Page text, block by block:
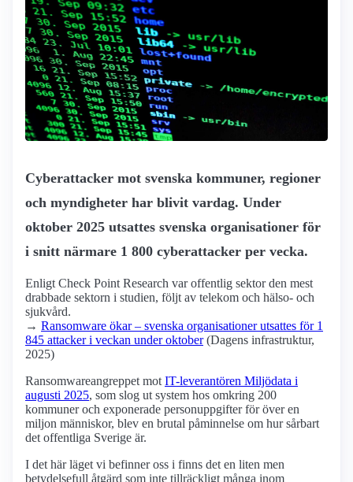
Cyberattacker mot svenska kommuner, regioner
och myndigheter har blivit vardag. Under
oktober 2025 utsattes svenska organisationer för
i snitt närmare 1 800 cyberattacker per vecka.
Enligt Check Point Research var offentlig sektor den mest
drabbade sektorn i studien, följt av telekom och hälso- och
sjukvård.
→ Ransomware ökar – svenska organisationer utsattes för 1
845 attacker i veckan under oktober(Dagens infrastruktur,
2025)
Ransomwareangreppet mot IT-leverantören Miljödata i
augusti 2025, som slog ut system hos omkring 200
kommuner och exponerade personuppgifter för över en
miljon människor, blev en brutal påminnelse om hur sårbart
det offentliga Sverige är.
I det här läget vi befinner oss i finns det en liten men
betydelsefull åtgärd som inte tillräckligt många inom